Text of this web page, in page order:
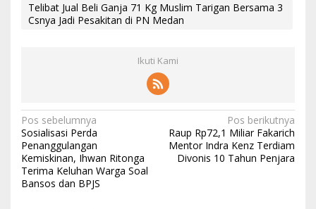
Telibat Jual Beli Ganja 71 Kg Muslim Tarigan Bersama 3
Csnya Jadi Pesakitan di PN Medan
Ikuti Kami
N
a
v
i
Pos sebelumnya
Sosialisasi Perda
Penanggulangan
Kemiskinan, Ihwan Ritonga
Terima Keluhan Warga Soal
Bansos dan BPJS
Pos berikutnya
Raup Rp72,1 Miliar Fakarich
Mentor Indra Kenz Terdiam
Divonis 10 Tahun Penjara